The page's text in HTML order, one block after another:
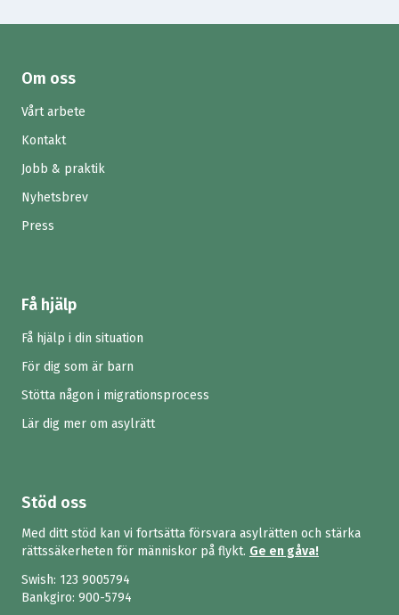
Om oss
Vårt arbete
Kontakt
Jobb & praktik
Nyhetsbrev
Press
Få hjälp
Få hjälp i din situation
För dig som är barn
Stötta någon i migrationsprocess
Lär dig mer om asylrätt
Stöd oss
Med ditt stöd kan vi fortsätta försvara asylrätten och stärka
rättssäkerheten för människor på flykt. Ge en gåva!
Swish: 123 9005794
Bankgiro: 900-5794